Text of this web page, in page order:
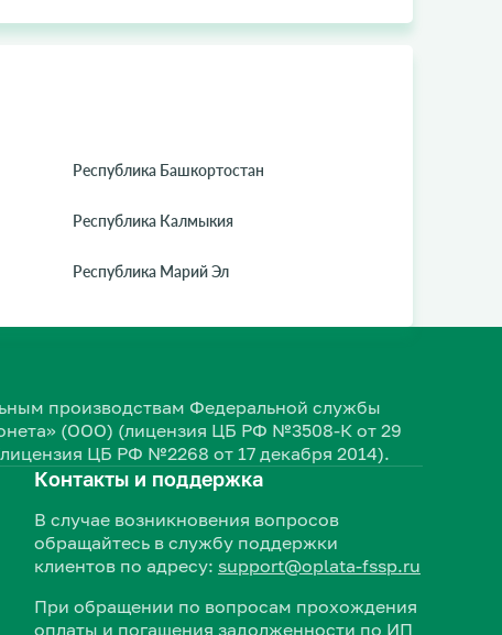
Республика Башкортостан
Республика Калмыкия
Республика Марий Эл
производствам Федеральной службы
(ООО) (лицензия ЦБ РФ №3508-К от 29
ЦБ РФ №2268 от 17 декабря 2014).
Контакты и поддержка
В случае возникновения вопросов
обращайтесь в службу поддержки
клиентов по адресу: support@oplata-fssp.ru
При обращении по вопросам прохождения
оплаты и погашения задолженности по ИП